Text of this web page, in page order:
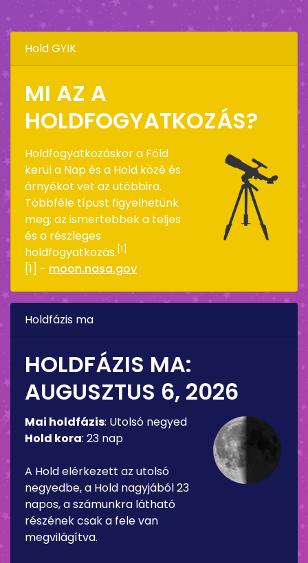
Hold GYIK
MI AZ A
HOLDFOGYATKOZÁS?
Holdfogyatkozáskor a Föld
kerül a Nap és a Hold közé és
árnyékot vet az utóbbira.
Többféle típust figyelhetünk
meg; az ismertebbek a teljes
és a részleges
holdfogyatkozás. [1]
[1] - moon.nasa.gov
Holdfázis ma
HOLDFÁZIS MA:
AUGUSZTUS 6, 2026
Mai holdfázis: Utolsó negyed
Hold kora: 23 nap
A Hold elérkezett az utolsó
negyedbe, a Hold nagyjából 23
napos, a számunkra látható
részének csak a fele van
megvilágítva.